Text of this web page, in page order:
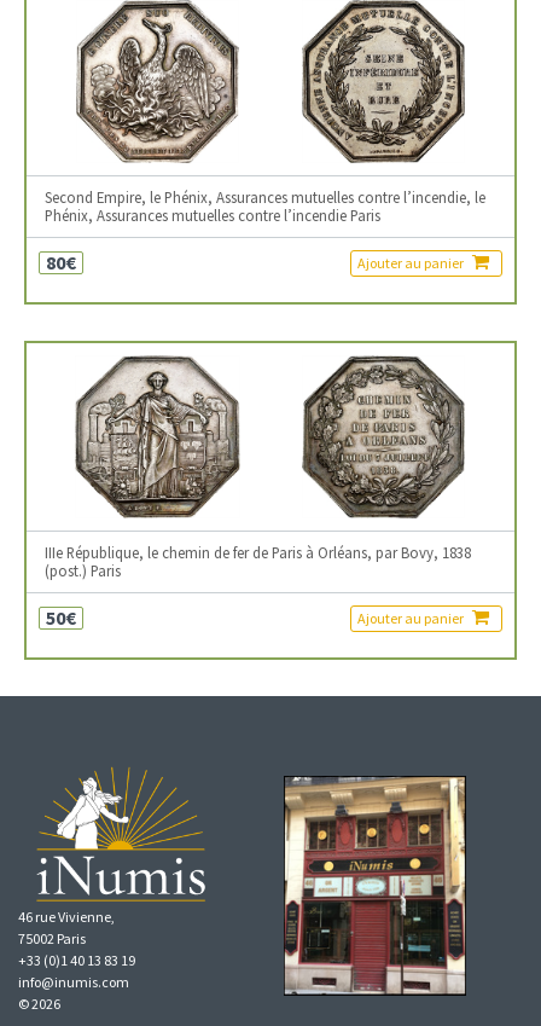
Second Empire, le Phénix, Assurances mutuelles contre l’incendie, le
Phénix, Assurances mutuelles contre l’incendie Paris
80€ Ajouter au panier
IIIe République, le chemin de fer de Paris à Orléans, par Bovy, 1838
(post.) Paris
50€ Ajouter au panier
46 rue Vivienne,
75002 Paris
+33 (0)1 40 13 83 19
info@inumis.com
© 2026